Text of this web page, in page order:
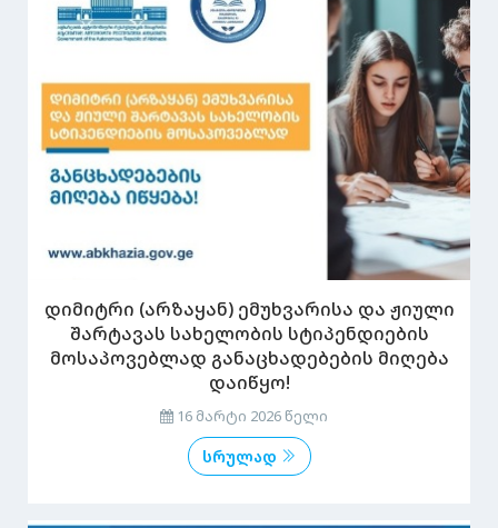
დიმიტრი (არზაყან) ემუხვარისა და ჟიული
შარტავას სახელობის სტიპენდიების
მოსაპოვებლად განაცხადებების მიღება
დაიწყო!
16 მარტი 2026 წელი
სრულად